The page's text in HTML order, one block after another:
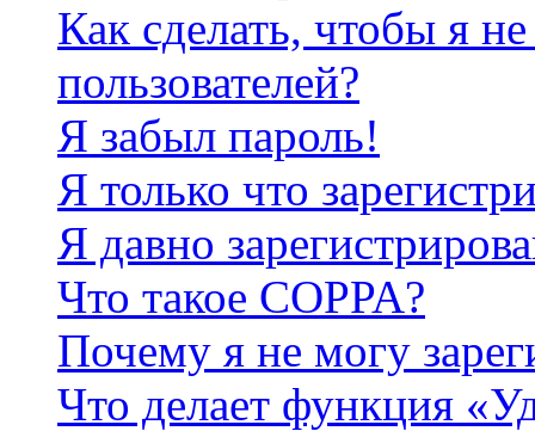
Как сделать, чтобы я
пользователей?
Я забыл пароль!
Я только что
Я давно
Что такое COPPA?
Почему я не могу
Что делает функция